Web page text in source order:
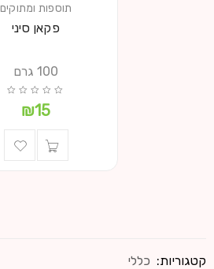
תוספות ומתוקים
פקאן סיני
100 גרם
₪15
קטגוריות: כללי